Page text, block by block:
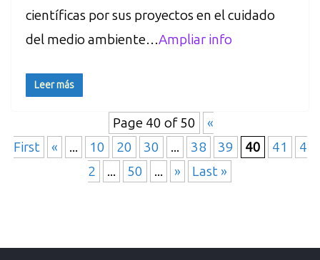
científicas por sus proyectos en el cuidado
del medio ambiente…Ampliar info
Leer más
Page 40 of 50
«
First
« ... 10 20 30 ... 38 39 40 41
4
2
... 50 ... » Last »